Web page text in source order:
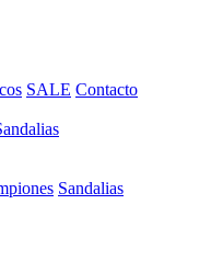
SALE Contacto
Sandalias